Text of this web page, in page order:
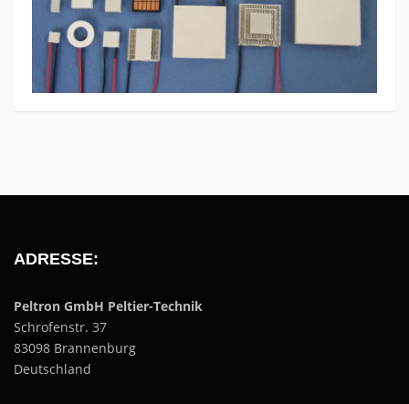
ADRESSE:
Peltron GmbH Peltier-Technik
Schrofenstr. 37
83098 Brannenburg
Deutschland